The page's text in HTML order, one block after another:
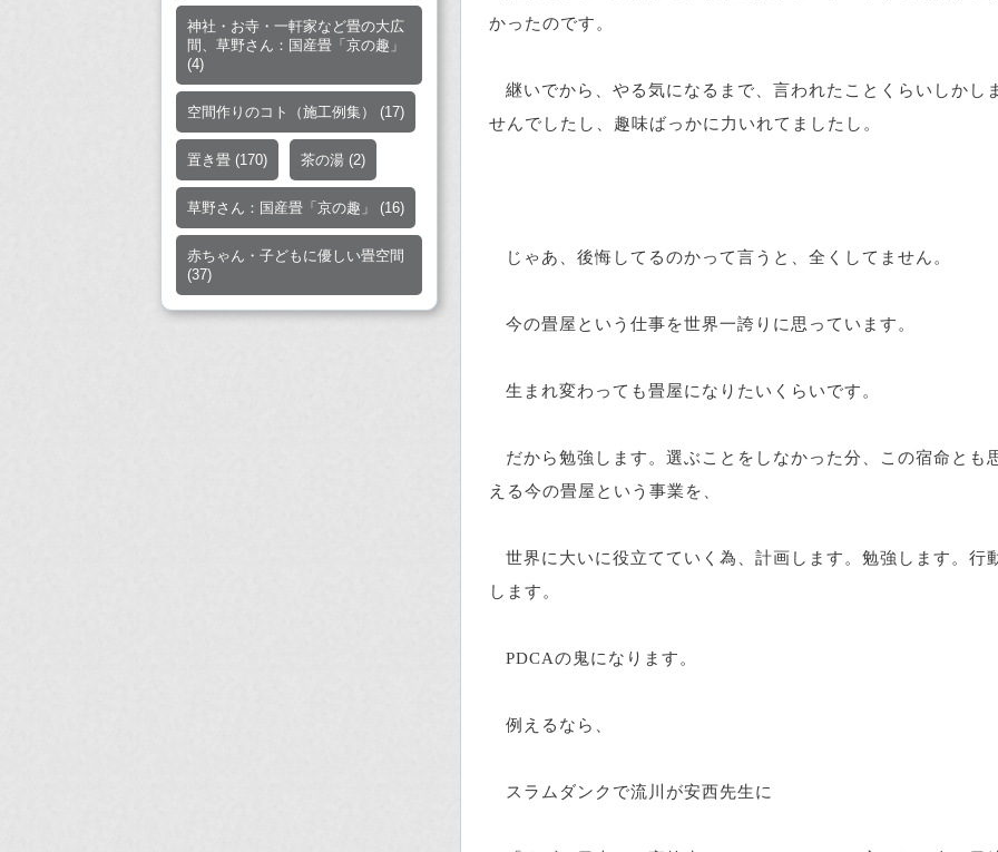
かったのです。
継いでから、やる気になるまで、言われたことくらいしかし
せんでしたし、趣味ばっかに力いれてましたし。
じゃあ、後悔してるのかって言うと、全くしてません。
今の畳屋という仕事を世界一誇りに思っています。
生まれ変わっても畳屋になりたいくらいです。
だから勉強します。選ぶことをしなかった分、この宿命とも
える今の畳屋という事業を、
世界に大いに役立てていく為、計画します。勉強します。行
します。
PDCAの鬼になります。
例えるなら、
スラムダンクで流川が安西先生に
神社・お寺・一軒家など畳の大広
間、草野さん：国産畳「京の趣」
(4)
空間作りのコト（施工例集） (17)
置き畳 (170) 茶の湯 (2)
草野さん：国産畳「京の趣」 (16)
赤ちゃん・子どもに優しい畳空間
(37)